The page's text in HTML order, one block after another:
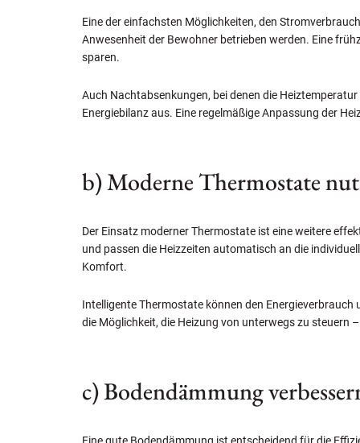
Eine der einfachsten Möglichkeiten, den
Anwesenheit der Bewohner betrieben werden. Eine
sparen.
Auch Nachtabsenkungen, bei denen die
Energiebilanz aus. Eine regelmäßige Anpassung der
b) Moderne Thermostate
Der Einsatz moderner Thermostate ist eine weitere
und passen die Heizzeiten automatisch an die
Komfort.
Intelligente Thermostate können den Energieverbrauch
die Möglichkeit, die Heizung von unterwegs zu
c) Bodendämmung